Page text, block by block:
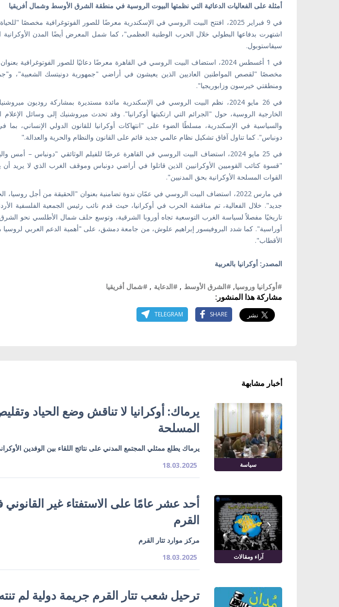
أمثلة على الفعاليات الدعائية التي نظمتها البيوت الروسية في منطقة الشرق الأوسط وشمال أفريقيا
في 9 فبراير 2025، افتتح البيت الروسي في الإسكندرية معرضًا للصور الفوتوغرافية مخصصًا
اشتهرت بدفاعها البطولي خلال الحرب الوطنية العظمى"، كما شمل المعرض أيضًا المدن الأوكرانية
سيفاستوبول.
في 1 أغسطس 2024، استضاف البيت الروسي في القاهرة معرضًا دعائيًا للصور الفوتوغرافية
مخصصًا "لقصص المواطنين العاديين الذين يعيشون في أراضي "جمهورية دونيتسك الشعبية"،
ومنطقتي خيرسون وزابوريجيا".
في 26 مايو 2024، نظم البيت الروسي في الإسكندرية مائدة مستديرة بمشاركة روديون
الخارجية الروسية، حول "الجرائم التي ارتكبتها أوكرانيا". وقد تحدث ميروشنيك إلى وسائل
والسياسية في الإسكندرية، مسلطًا الضوء على "انتهاكات أوكرانيا للقانون الدولي الإنساني،
دونباس". كما تناول آفاق تشكيل نظام عالمي جديد قائم على القانون والنظام والحرية والعدالة."
في 25 مايو 2024، استضاف البيت الروسي في القاهرة عرضًا للفيلم الوثائقي "دونباس –
"قسوة كتائب القوميين الأوكرانيين الذين قاتلوا في أراضي دونباس وموقف الغرب الذي لا يريد أن
القوات المسلحة الأوكرانية بحق المدنيين".
في مارس 2022، استضاف البيت الروسي في عمّان ندوة تضامنية بعنوان "الحقيقة من أجل
جديد". خلال الفعالية، تم مناقشة الحرب في أوكرانيا، حيث قدم نائب رئيس الجمعية الفلسفية
تاريخيًا مفصلاً لسياسة الغرب التوسعية تجاه أوروبا الشرقية، وتوسع حلف شمال الأطلسي نحو
أوراسية". كما شدد البروفيسور إبراهيم علوش، من جامعة دمشق، على "أهمية الدعم العربي
الأقطاب".
المصدر: أوكرانيا بالعربية
#أوكرانيا وروسيا, #الشرق الأوسط , #الدعاية , #شمال أفريقيا
مشاركة هذا المنشور:
SHARE
TELEGRAM
أخبار مشابهة
سياسة
يرماك: أوكرانيا لا تناقش وضع الحياد
المسلحة
يرماك يطلع ممثلي المجتمع المدني على نتائج اللقاء بين الوفدين
18.03.2025
آراء ومقالات
أحد عشر عامًا على الاستفتاء غير
القرم
مركز موارد تتار القرم
18.03.2025
ترحيل شعب تتار القرم جريمة دولية لم